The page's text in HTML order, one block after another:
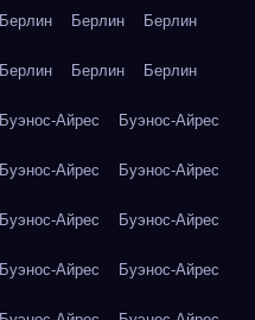
Берлин Берлин Берлин
Берлин Берлин Берлин
Буэнос-Айрес Буэнос-Айрес
Буэнос-Айрес Буэнос-Айрес
Буэнос-Айрес Буэнос-Айрес
Буэнос-Айрес Буэнос-Айрес